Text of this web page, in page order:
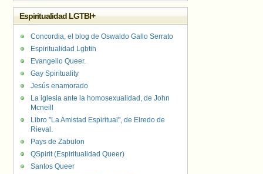
Espiritualidad LGTBI+
Concordia, el blog de Oswaldo Gallo Serrato
Espiritualidad Lgbtih
Evangelio Queer.
Gay Spirituality
Jesús enamorado
La iglesia ante la homosexualidad, de John
Mcneill
Libro "La Amistad Espiritual", de Elredo de
Rieval.
Pays de Zabulon
QSpirit (Espiritualidad Queer)
Santos Queer